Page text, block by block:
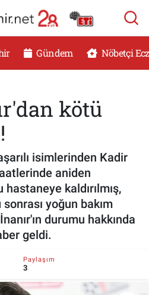
Gündem Nöbetçi
kötü
isimlerinden Kadir
aniden
kaldırılmış,
yoğun bakım
durumu hakkında
geldi.
Paylaşım
3
ECZANELER
Haritası
ve Fikstür